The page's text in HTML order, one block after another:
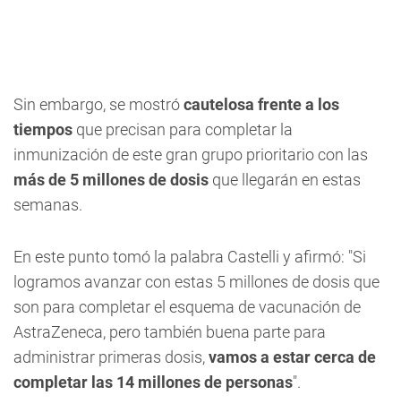
Sin embargo, se mostrócautelosa frente a los
tiempos que precisan para completar la
inmunización de este gran grupo prioritario con las
más de 5 millones de dosis que llegarán en estas
semanas.
En este punto tomó la palabra Castelli y afirmó: "Si
logramos avanzar con estas 5 millones de dosis que
son para completar el esquema de vacunación de
AstraZeneca, pero también buena parte para
administrar primeras dosis,vamos a estar cerca de
completar las 14 millones de personas".